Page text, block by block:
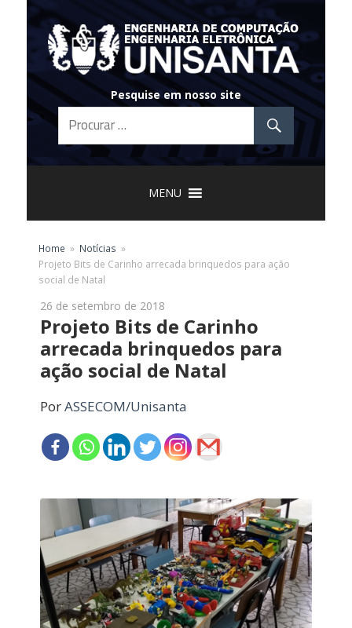
Skip
to
content
Pesquise em nosso site
MENU
Home
Notícias
Projeto Bits de Carinho arrecada brinquedos para ação
social de Natal
26 de setembro de 2018
Projeto Bits de Carinho
arrecada brinquedos para
ação social de Natal
PorASSECOM/Unisanta